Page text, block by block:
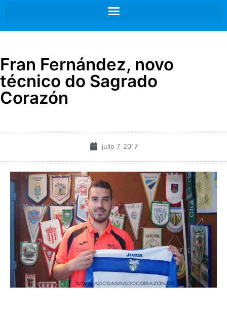
Fran Fernández, novo
técnico do Sagrado
Corazón
julio 7, 2017